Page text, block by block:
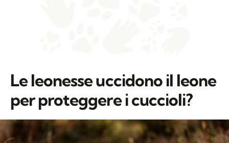
Le leonesse uccidono il leone
per proteggere i cuccioli?